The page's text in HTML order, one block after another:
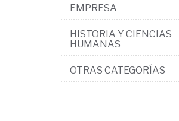
EMPRESA
HISTORIA Y CIENCIAS
HUMANAS
OTRAS CATEGORÍAS